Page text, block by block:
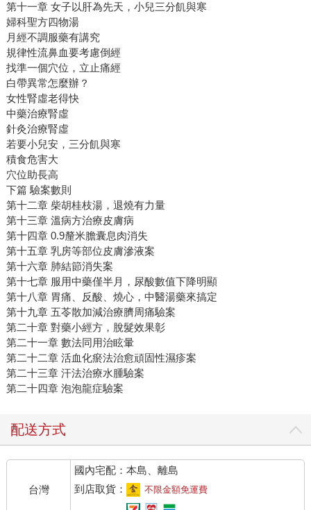
第十一章 女子以肝為先天，小兒三分飢與寒
婦科聖方四物湯
月經不調服藥有講究
規律性流鼻血要考慮倒經
找準一個穴位，立止痛經
白帶異常怎麼辦？
女性腎虛老得快
中藥治療腎虛
針灸治療腎虛
若要小兒安，三分飢與寒
積食危害大
穴位助長高
下篇 驗案數則
第十二章 柴胡桂枝湯，退燒有力量
第十三章 溫病方治療皮膚病
第十四章 0.9釐米膽囊息肉消失
第十五章 乳房等部位皮膚滲液案
第十六章 肺結節消失案
第十七章 服用中藥僅半月，尿酸數值下降明顯
第十八章 胃痛、反酸、燒心，中醫湯藥來搞定
第十九章 五苓散加減治療臍周痛驗案
第二十章 對藥小經方，脫髮效果彰
第二十一章 數法同用治眩暈
第二十二章 活血化瘀法治愈頑固性濕疹案
第二十三章 汗法治療水腫驗案
第二十四章 泡泡龍症驗案
配送方式
台灣
國內宅配：本島、離島
到店取貨：
不限金額免運費